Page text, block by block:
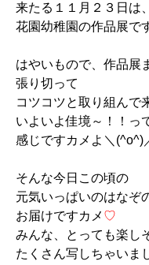
来たる１１月２３日は、
花園幼稚園の作品展で
はやいもので、作品展
張り切って
コツコツと取り組んで
いよいよ佳境～！！っ
感じですカメよ＼(^o^)
そんな今日この頃の
元気いっぱいのはなぞ
お届けですカメ ♡
みんな、とっても楽し
たくさん写しちゃいま